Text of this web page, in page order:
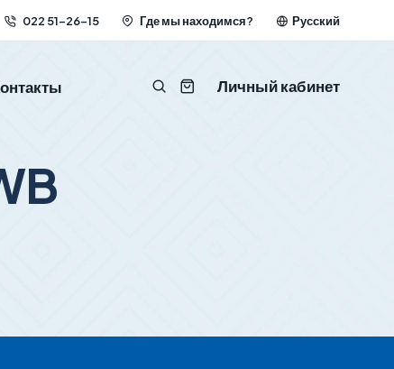
022 51-26-15 Где мы находимся? Русский
Личный кабинет